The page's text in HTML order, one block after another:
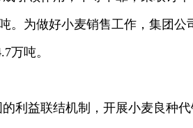
。为做好小麦销售工作，集团
万吨。
利益联结机制，开展小麦良种